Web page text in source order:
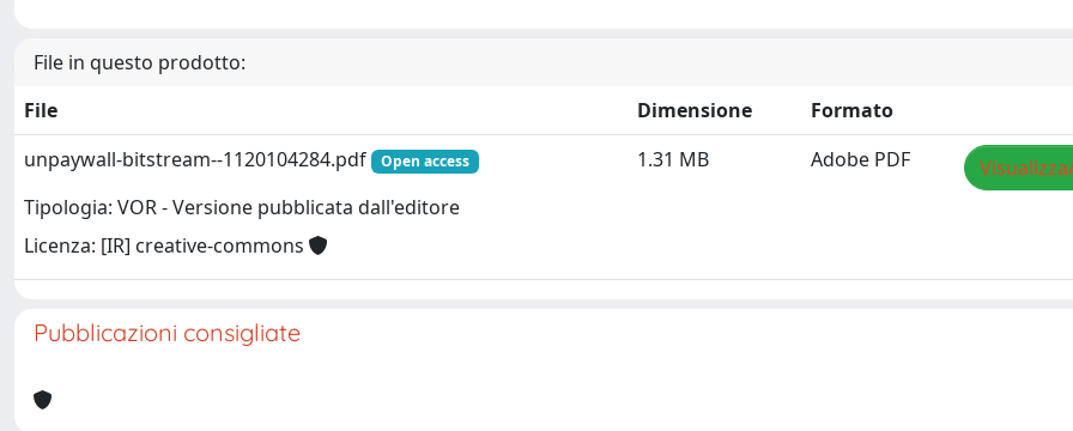
File in questo prodotto:
File
Dimensione
Formato
unpaywall-bitstream--1120104284.pdf
Open access
Tipologia: VOR - Versione pubblicata dall'editore
Licenza: [IR] creative-commons
1.31 MB Adobe PDF
Pubblicazioni consigliate